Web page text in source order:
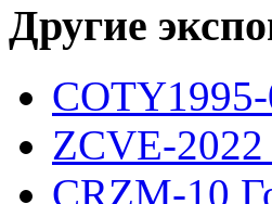
Другие
ZCVE-2022
CRZM-10